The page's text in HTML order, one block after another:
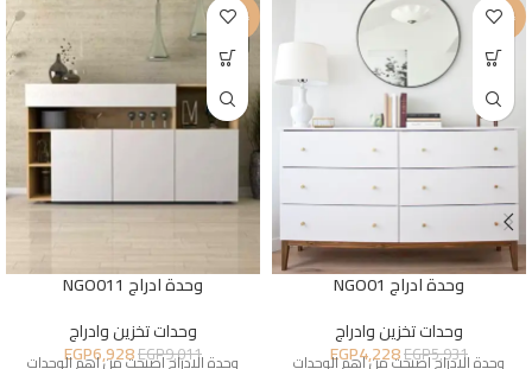
-29%
وحدة ادراج NGO01
وحدات تخزين وادراج
EGP5,931
EGP4,228
وحدة الادراج اصبحت من اهم الوحدات
-23%
وحدة ادراج NGO011
وحدات تخزين وادراج
EGP9,011
EGP6,928
وحدة الادراج اصبحت من اهم الوحدات